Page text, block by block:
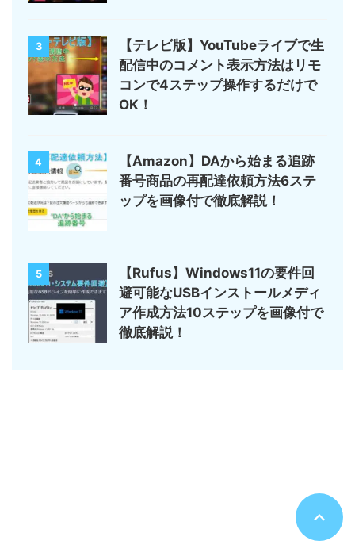
3
【テレビ版】YouTubeライブで生
配信中のコメント表示方法はリモ
コンで4ステップ操作するだけで
OK！
4
【Amazon】DAから始まる追跡
番号商品の再配達依頼方法6ステ
ップを画像付で徹底解説！
5
【Rufus】Windows11の要件回
避可能なUSBインストールメディ
ア作成方法10ステップを画像付で
徹底解説！